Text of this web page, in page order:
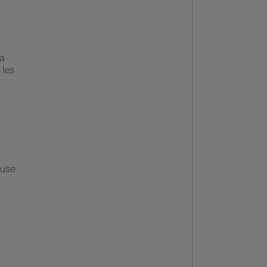
les